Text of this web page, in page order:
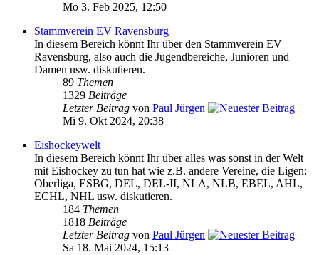
Mo 3. Feb 2025, 12:50
Stammverein EV Ravensburg
In diesem Bereich könnt Ihr über den Stammverein EV
Ravensburg, also auch die Jugendbereiche, Junioren und
Damen usw. diskutieren.
89 Themen
1329 Beiträge
Letzter Beitrag von Paul Jürgen
Mi 9. Okt 2024, 20:38
Eishockeywelt
In diesem Bereich könnt Ihr über alles was sonst in der Welt
mit Eishockey zu tun hat wie z.B. andere Vereine, die Ligen:
Oberliga, ESBG, DEL, DEL-II, NLA, NLB, EBEL, AHL,
ECHL, NHL usw. diskutieren.
184 Themen
1818 Beiträge
Letzter Beitrag von Paul Jürgen
Sa 18. Mai 2024, 15:13